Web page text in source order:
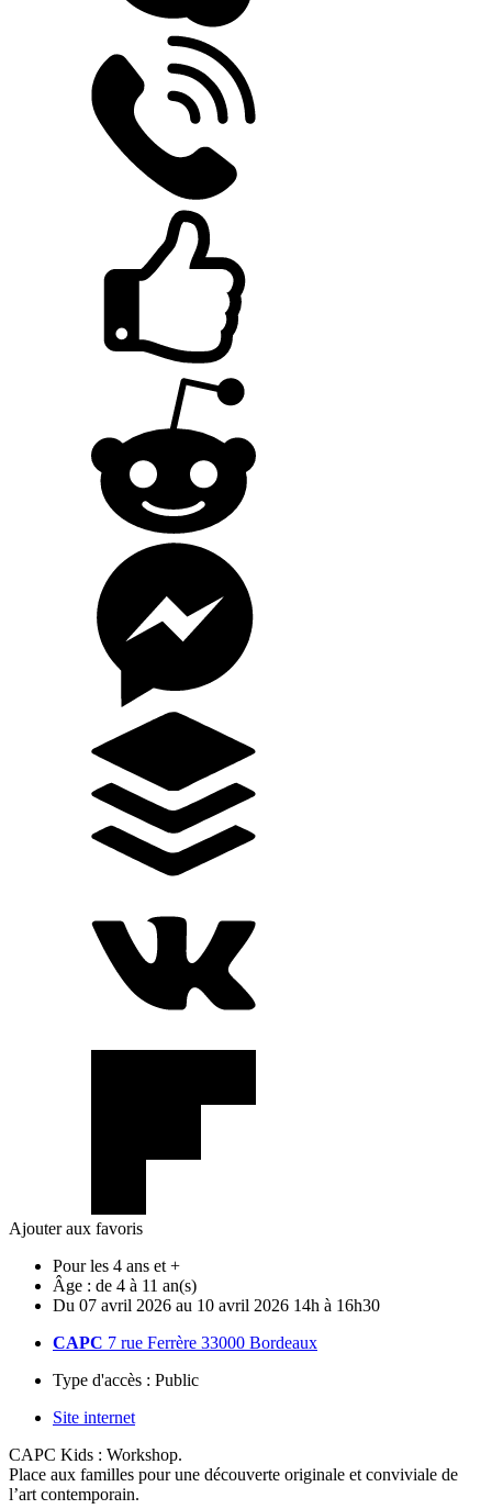
Ajouter aux favoris
Pour les 4 ans et +
Âge : de 4 à 11 an(s)
Du 07 avril 2026 au 10 avril 2026 14h à 16h30
CAPC 7 rue Ferrère 33000 Bordeaux
Type d'accès : Public
Site internet
CAPC Kids : Workshop.
Place aux familles pour une découverte originale et conviviale de
l’art contemporain.